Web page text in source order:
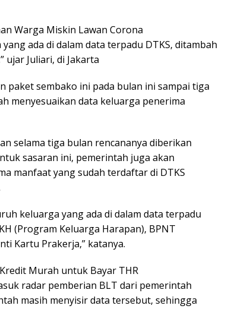
Warga Miskin Lawan Corona
ada di dalam data terpadu DTKS, ditambah
ujar Juliari, di Jakarta
paket sembako ini pada bulan ini sampai tiga
menyesuaikan data keluarga penerima
selama tiga bulan rencananya diberikan
sasaran ini, pemerintah juga akan
manfaat yang sudah terdaftar di DTKS
keluarga yang ada di dalam data terpadu
(Program Keluarga Harapan), BPNT
Kartu Prakerja,” katanya.
Murah untuk Bayar THR
radar pemberian BLT dari pemerintah
masih menyisir data tersebut, sehingga